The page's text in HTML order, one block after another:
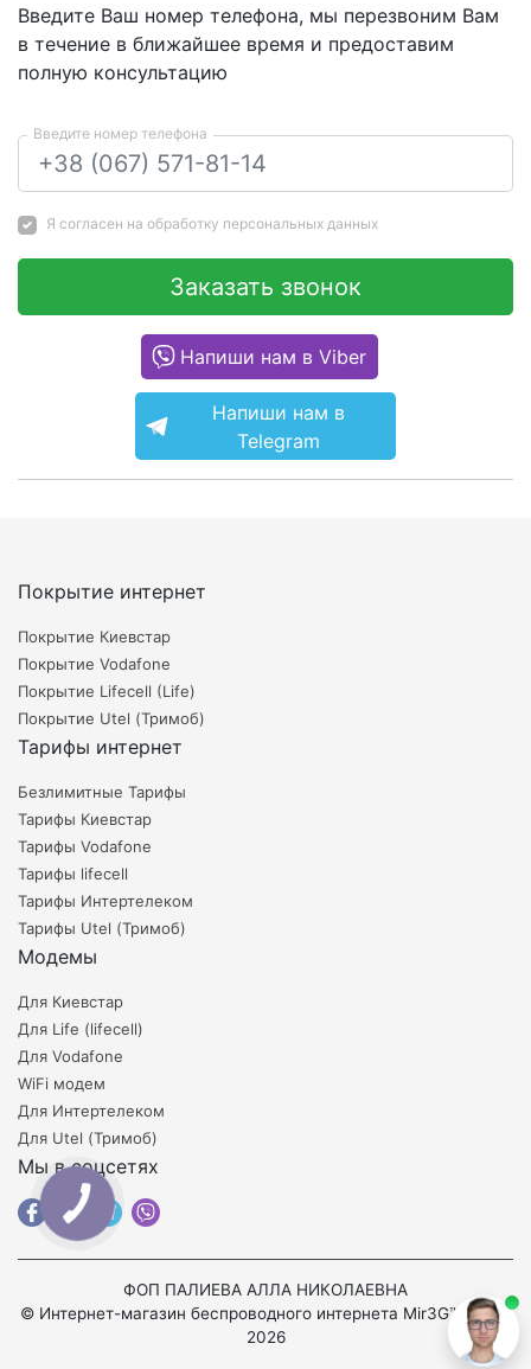
Введите Ваш номер телефона, мы перезвоним Вам
в течение в ближайшее время и предоставим
полную консультацию
Введите номер телефона
Я согласен на обработку персональных данных
Заказать звонок
Напиши нам в Viber
Напиши нам в
Telegram
Покрытие интернет
Покрытие Киевстар
Покрытие Vodafone
Покрытие Lifecell (Life)
Покрытие Utel (Тримоб)
Тарифы интернет
Безлимитные Тарифы
Тарифы Киевстар
Тарифы Vodafone
Тарифы lifecell
Тарифы Интертелеком
Тарифы Utel (Тримоб)
Модемы
Для Киевстар
Для Life (lifecell)
Для Vodafone
WiFi модем
Для Интертелеком
Для Utel (Тримоб)
Мы в соцсетях
ФОП ПАЛИЕВА АЛЛА НИКОЛАЕВНА
© Интернет-магазин беспроводного интернета Mir3G™ 2008-
2026